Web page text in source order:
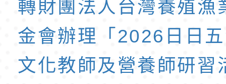
公告(尚有缺額)
轉財團法人台灣養殖漁
金會辦理「2026日日
文化教師及營養師研習